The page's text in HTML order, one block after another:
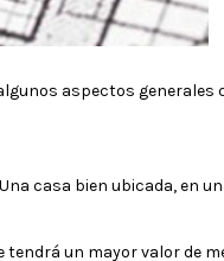
aspectos generales
casa bien ubicada, en
un mayor valor de